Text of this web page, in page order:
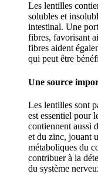
Les lentilles
solubles et
intestinal. Une
fibres, favorisant
fibres aident
qui peut être
Une source
Les lentilles sont
est essentiel pour
contiennent aussi
et du zinc, jouant
métaboliques du
contribuer à la
du système